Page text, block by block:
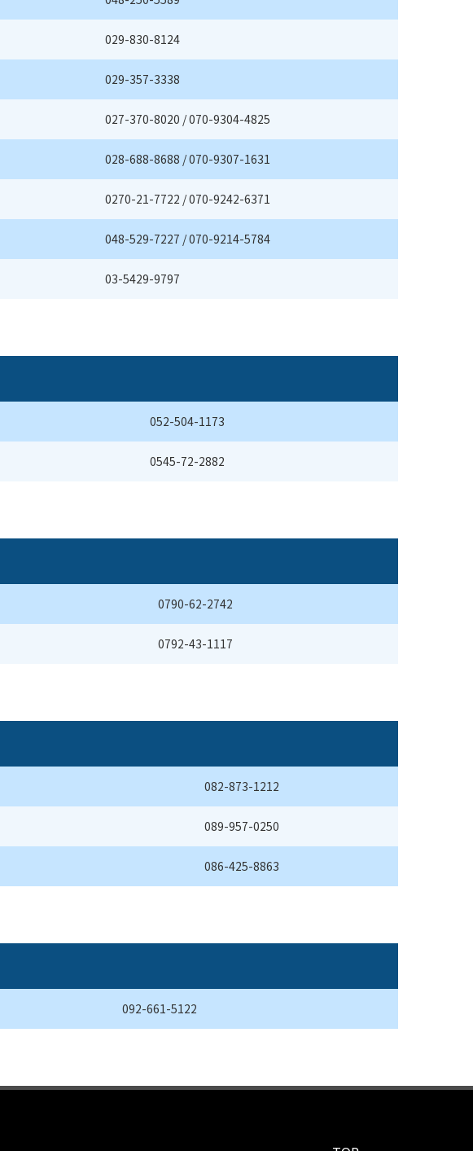
029-830-8124
029-357-3338
027-370-8020 / 070-9304-4825
028-688-8688 / 070-9307-1631
0270-21-7722 / 070-9242-6371
048-529-7227 / 070-9214-5784
03-5429-9797
052-504-1173
0545-72-2882
0790-62-2742
0792-43-1117
082-873-1212
089-957-0250
086-425-8863
092-661-5122